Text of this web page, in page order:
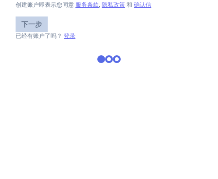
创建账户即表示您同意 服务条款, 隐私政策 和 确认信
下一步
已经有账户了吗？ 登录